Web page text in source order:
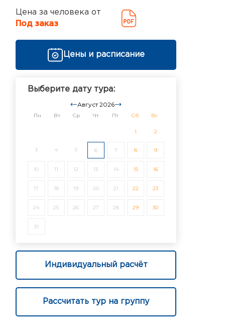
Цена за человека от
Под заказ
Цены и расписание
Выберите дату тура:
Август 2026
Пн Вт Ср Чт Пт Сб Вс
1 2
3 4 5 6 7 8 9
10 11 12 13 14 15 16
17 18 19 20 21 22 23
24 25 26 27 28 29 30
31
Индивидуальный расчёт
Рассчитать тур на группу